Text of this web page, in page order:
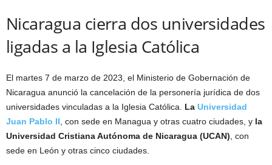
Nicaragua cierra dos universidades
ligadas a la Iglesia Católica
El martes 7 de marzo de 2023, el Ministerio de Gobernación de
Nicaragua anunció la cancelación de la personería jurídica de dos
universidades vinculadas a la Iglesia Católica. La Universidad
Juan Pablo II , con sede en Managua y otras cuatro ciudades, y la
Universidad Cristiana Autónoma de Nicaragua (UCAN) , con
sede en León y otras cinco ciudades.